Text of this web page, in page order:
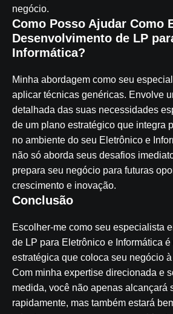
negócio.
Como Posso Ajudar Como
Desenvolvimento de LP
Informática?
Minha abordagem como seu
aplicar técnicas genéricas. Envolve
detalhada das suas necessidades
de um plano estratégico que integra
no ambiente do seu Eletrônico e
não só aborda seus desafios
prepara seu negócio para futuras
crescimento e inovação.
Conclusão
Escolher-me como seu especialista
de LP para Eletrônico e Informática
estratégica que coloca seu negócio
Com minha expertise direcionada e
medida, você não apenas alcançará
rapidamente, mas também estará